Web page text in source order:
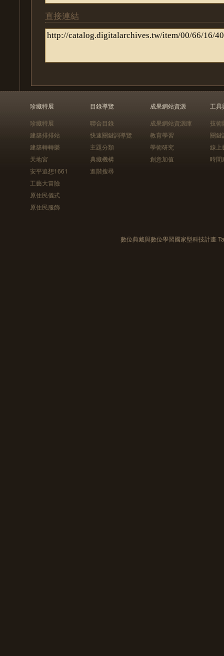
直接連結
珍藏特展
珍藏特展
建築排排站
建築轉轉樂
天地宮
安平追想1661
工藝大冒險
原住民儀式
原住民服飾
目錄導覽
聯合目錄
快速關鍵詞導覽
主題分類
典藏機構
進階搜尋
成果網站資源
成果網站資源庫
教育學習
學術研究
創意加值
工具
技術
關鍵
線上
時間
數位典藏與數位學習國家型科技計畫